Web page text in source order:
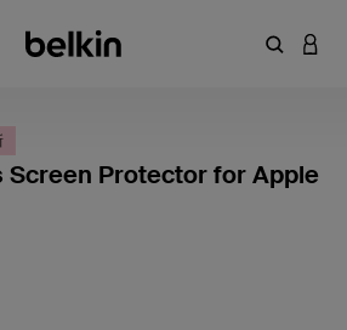
輸入關鍵
登入
Screen Protector for Apple